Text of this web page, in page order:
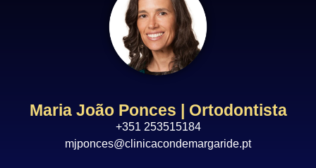
Maria João Ponces | Ortodontista
+351 253515184
mjponces@clinicacondemargaride.pt